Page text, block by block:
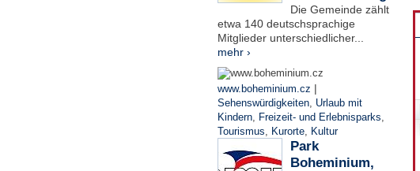
Die Gemeinde zählt
etwa 140 deutschsprachige
Mitglieder unterschiedlicher...
mehr ›
www.boheminium.cz |
Sehenswürdigkeiten, Urlaub mit
Kindern, Freizeit- und Erlebnisparks,
Tourismus, Kurorte, Kultur
Park
Boheminium,